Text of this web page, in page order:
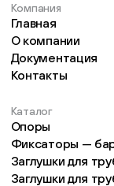
Компания
Главная
О компании
Документация
Контакты
Каталог
Опоры
Фиксаторы —
Заглушки для
Заглушки для